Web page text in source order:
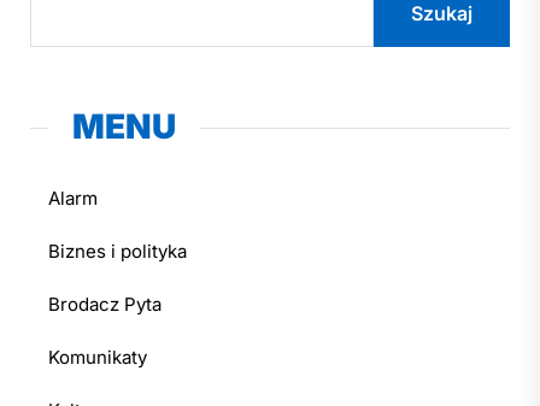
Szukaj
MENU
Alarm
Biznes i polityka
Brodacz Pyta
Komunikaty